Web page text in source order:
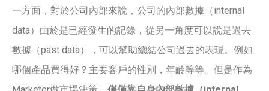
一方面，對於公司內部來說，公司的內部數據（internal
data）由於是已經發生的記錄，從另一角度可以說是過去
數據（past data），可以幫助總結公司過去的表現。例如
哪個產品買得好？主要客戶的性別，年齡等等。但是作為